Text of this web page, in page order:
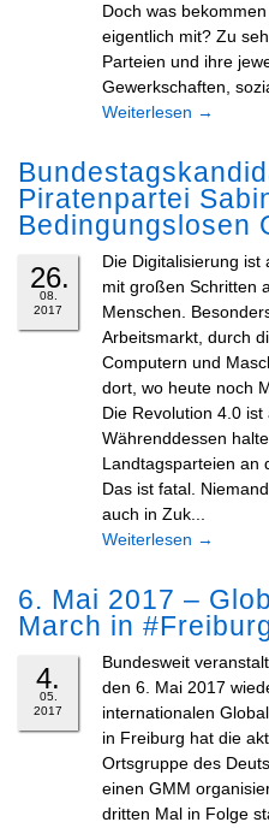
Doch was
eigentlich mit? Zu
Parteien und ihre
Gewerkschaften,
Weiterlesen →
Piratenpartei
Bedingungslosen
26.
08.
2017
Die Digitalisierung
mit großen Schritten
Menschen.
Arbeitsmarkt, durch
Computern und
dort, wo heute noch
Die Revolution 4.0 ist
Währenddessen
Landtagsparteien an
Das ist fatal.
auch in Zuk...
Weiterlesen →
6. Mai 2017 –
March in
4.
05.
2017
Bundesweit
den 6. Mai 2017
internationalen
in Freiburg hat die
Ortsgruppe des
einen GMM
dritten Mal in Folge